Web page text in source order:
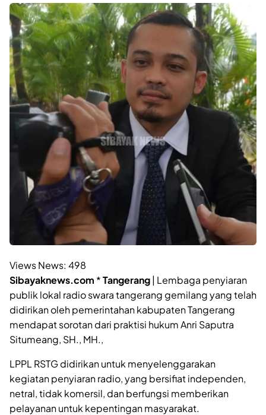
Views News: 498
Sibayaknews.com *Tangerang| Lembaga penyiaran
publik lokal radio swara tangerang gemilang yang telah
didirikan oleh pemerintahan kabupaten Tangerang
mendapat sorotan dari praktisi hukum Anri Saputra
Situmeang, SH., MH.,
LPPL RSTG didirikan untuk menyelenggarakan
kegiatan penyiaran radio, yang bersifiat independen,
netral, tidak komersil, dan berfungsi memberikan
pelayanan untuk kepentingan masyarakat.